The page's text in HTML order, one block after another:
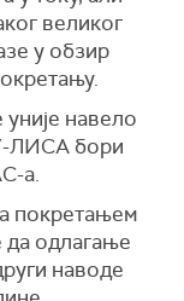
великог
у обзир
навело
ЛИСА бори
а.
покретањем
да одлагање
наводе